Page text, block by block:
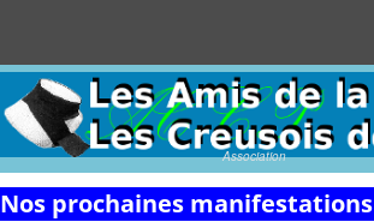
Association
Nos prochaines manifestations